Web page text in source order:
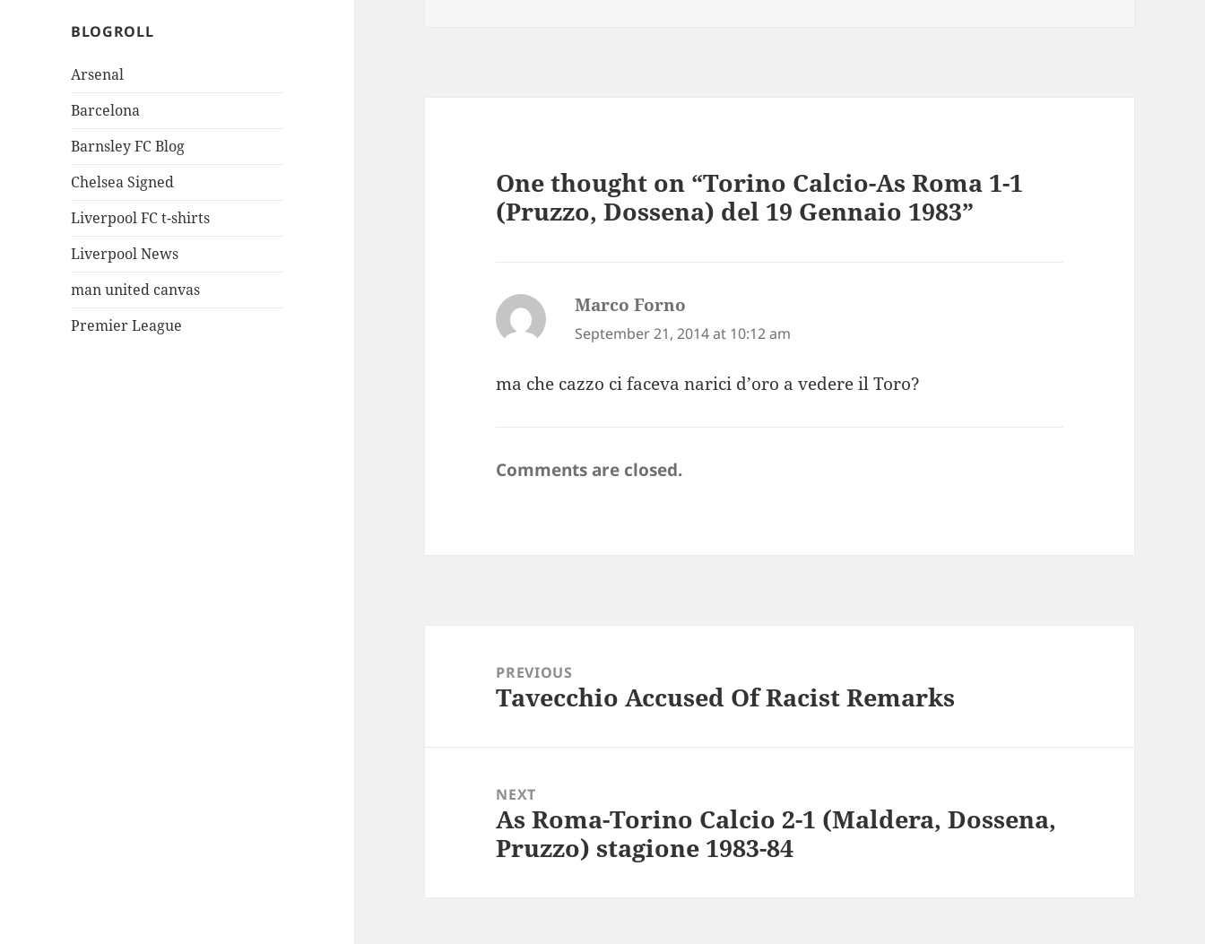
BLOGROLL
Arsenal
Barcelona
Barnsley FC Blog
Chelsea Signed
Liverpool FC t-shirts
Liverpool News
man united canvas
Premier League
One thought on “Torino Calcio-As Roma 1-1
(Pruzzo, Dossena) del 19 Gennaio 1983”
Marco Forno
September 21, 2014 at 10:12 am
ma che cazzo ci faceva narici d’oro a vedere il Toro?
Comments are closed.
navigationPREVIOUS
Previous
Tavecchio Accused Of Racist Remarks
NEXT
Next
post:
As Roma-Torino Calcio 2-1 (Maldera, Dossena,
Pruzzo) stagione 1983-84